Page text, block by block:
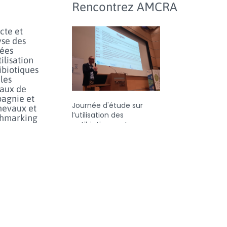
et
des
de
et
et
Rencontrez AMCRA
Journée d'étude sur
l’utilisation des
antibiotiques et